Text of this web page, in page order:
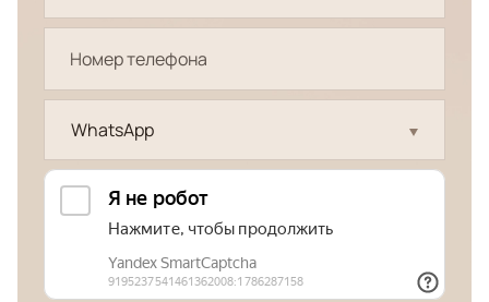
WhatsApp